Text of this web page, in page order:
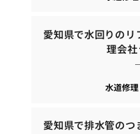
愛知県で水回りの
理会
水道修理
愛知県で排水管の